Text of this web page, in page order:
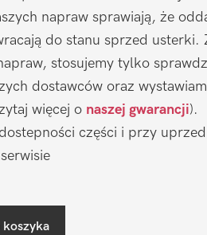
napraw sprawiają, że
do stanu sprzed usterki.
stosujemy tylko
dostawców oraz
więcej o naszej gwarancji).
części i przy
koszyka